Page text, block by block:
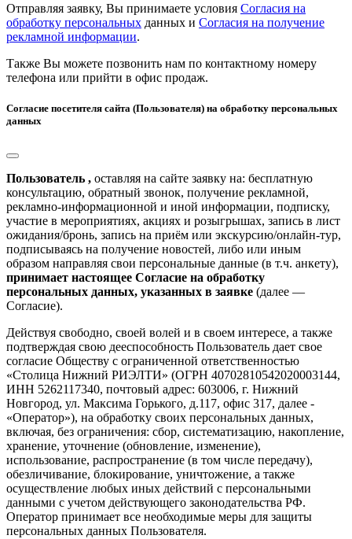
Отправляя заявку, Вы принимаете условия Согласия на
обработку персональных данных и Согласия на получение
рекламной информации.
Также Вы можете позвонить нам по контактному номеру
телефона или прийти в офис продаж.
Согласие посетителя сайта (Пользователя) на обработку персональных
данных
Пользователь , оставляя на сайте заявку на: бесплатную
консультацию, обратный звонок, получение рекламной,
рекламно-информационной и иной информации, подписку,
участие в мероприятиях, акциях и розыгрышах, запись в лист
ожидания/бронь, запись на приём или экскурсию/онлайн-тур,
подписываясь на получение новостей, либо или иным
образом направляя свои персональные данные (в т.ч. анкету),
принимает настоящее Согласие на обработку
персональных данных, указанных в заявке (далее —
Согласие).
Действуя свободно, своей волей и в своем интересе, а также
подтверждая свою дееспособность Пользователь дает свое
согласие Обществу с ограниченной ответственностью
«Столица Нижний РИЭЛТИ» (ОГРН 40702810542020003144,
ИНН 5262117340, почтовый адрес: 603006, г. Нижний
Новгород, ул. Максима Горького, д.117, офис 317, далее -
«Оператор»), на обработку своих персональных данных,
включая, без ограничения: сбор, систематизацию, накопление,
хранение, уточнение (обновление, изменение),
использование, распространение (в том числе передачу),
обезличивание, блокирование, уничтожение, а также
осуществление любых иных действий с персональными
данными с учетом действующего законодательства РФ.
Оператор принимает все необходимые меры для защиты
персональных данных Пользователя.